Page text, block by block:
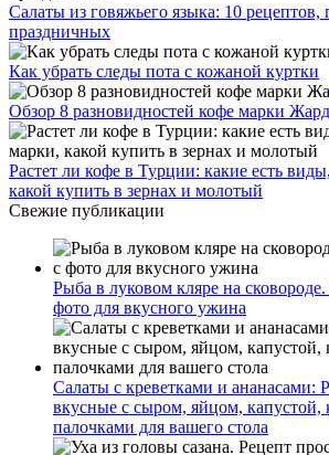
Салаты из говяжьего языка: 10 рецептов,
праздничных
Как убрать следы пота с кожаной куртки
Обзор 8 разновидностей кофе марки
Растет ли кофе в Турции: какие есть
какой купить в зернах и молотый
Свежие публикации
Рыба в луковом кляре на
фото для вкусного ужина
Салаты с креветками и ананасами:
вкусные с сыром, яйцом, капустой,
палочками для вашего стола